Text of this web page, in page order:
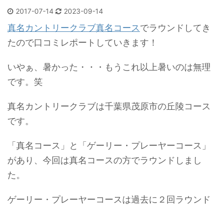
2017-07-14 2023-09-14
真名カントリークラブ真名コースでラウンドしてき
たので口コミレポートしていきます！
いやぁ、暑かった・・・もうこれ以上暑いのは無理
です。笑
真名カントリークラブは千葉県茂原市の丘陵コース
です。
「真名コース」と「ゲーリー・プレーヤーコース」
があり、今回は真名コースの方でラウンドしまし
た。
ゲーリー・プレーヤーコースは過去に２回ラウンド